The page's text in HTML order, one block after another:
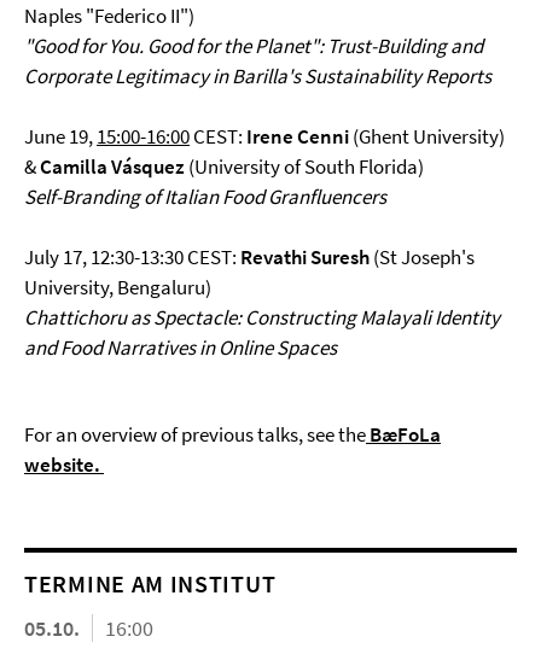
Naples "Federico II")
"Good for You. Good for the Planet": Trust-Building and
Corporate Legitimacy in Barilla's Sustainability Reports
June 19,15:00-16:00CEST: Irene Cenni(Ghent University)
&Camilla Vásquez(University of South Florida)
Self-Branding of Italian Food Granfluencers
July 17, 12:30-13:30 CEST: Revathi Suresh(St Joseph's
University, Bengaluru)
Chattichoru as Spectacle: Constructing Malayali Identity
and Food Narratives in Online Spaces
For an overview of previous talks, see theBæFoLa
website.
TERMINE AM INSTITUT
05.10.
16:00